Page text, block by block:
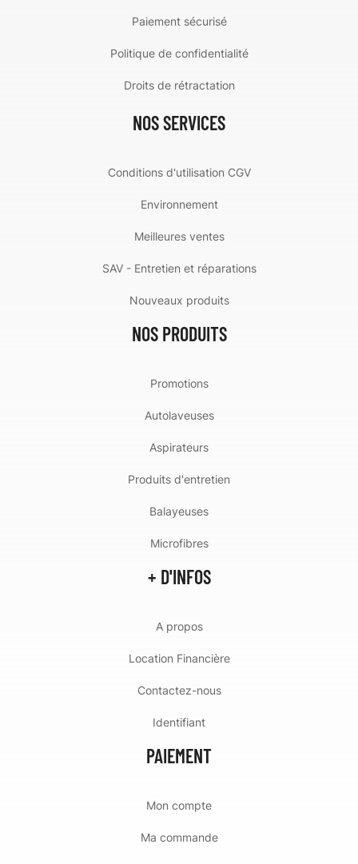
Paiement sécurisé
Politique de confidentialité
Droits de rétractation
NOS SERVICES
Conditions d'utilisation CGV
Environnement
Meilleures ventes
SAV - Entretien et réparations
Nouveaux produits
NOS PRODUITS
Promotions
Autolaveuses
Aspirateurs
Produits d'entretien
Balayeuses
Microfibres
+ D'INFOS
A propos
Location Financière
Contactez-nous
Identifiant
PAIEMENT
Mon compte
Ma commande